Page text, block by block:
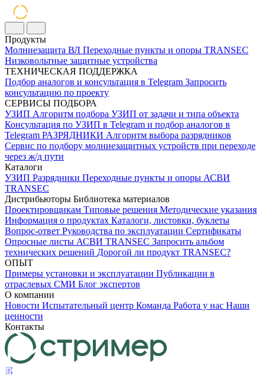
Продукты
Молниезащита ВЛ Переходные пункты и опоры TRANSEC
Низковольтные защитные устройства
ТЕХНИЧЕСКАЯ ПОДДЕРЖКА
Подбор аналогов и консультация в Telegram Запросить
консультацию по проекту
СЕРВИСЫ ПОДБОРА
УЗИП Алгоритм подбора УЗИП от задачи и типа объекта
Консультация по УЗИП в Telegram и подбор аналогов в
Telegram РАЗРЯДНИКИ Алгоритм выбора разрядников
Сервис по подбору молниезащитных устройств при переходе
через ж/д пути
Каталоги
УЗИП Разрядники Переходные пункты и опоры АСВИ
TRANSEC
Дистрибьюторы Библиотека материалов
Проектировщикам Типовые решения Методические указания
Информация о продуктах Каталоги, листовки, буклеты
Вопрос-ответ Руководства по эксплуатации Сертификаты
Опросные листы АСВИ TRANSEC Запросить альбом
технических решений Дорогой ли продукт TRANSEC?
ОПЫТ
Примеры установки и эксплуатации Публикации в
отраслевых СМИ Блог экспертов
О компании
Новости Испытательный центр Команда Работа у нас Наши
ценности
Контакты